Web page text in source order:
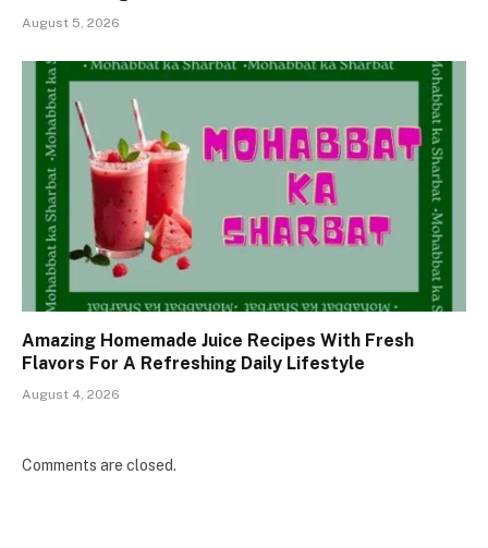
August 5, 2026
Amazing Homemade Juice Recipes With Fresh
Flavors For A Refreshing Daily Lifestyle
August 4, 2026
Comments are closed.